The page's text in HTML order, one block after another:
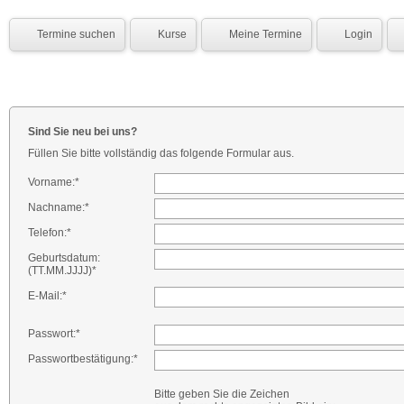
Termine suchen Kurse Meine Termine Login
Sind Sie neu bei uns?
Füllen Sie bitte vollständig das folgende Formular aus.
Vorname:*
Nachname:*
Telefon:*
Geburtsdatum:
(TT.MM.JJJJ)*
E-Mail:*
Passwort:*
Passwortbestätigung:*
Bitte geben Sie die Zeichen